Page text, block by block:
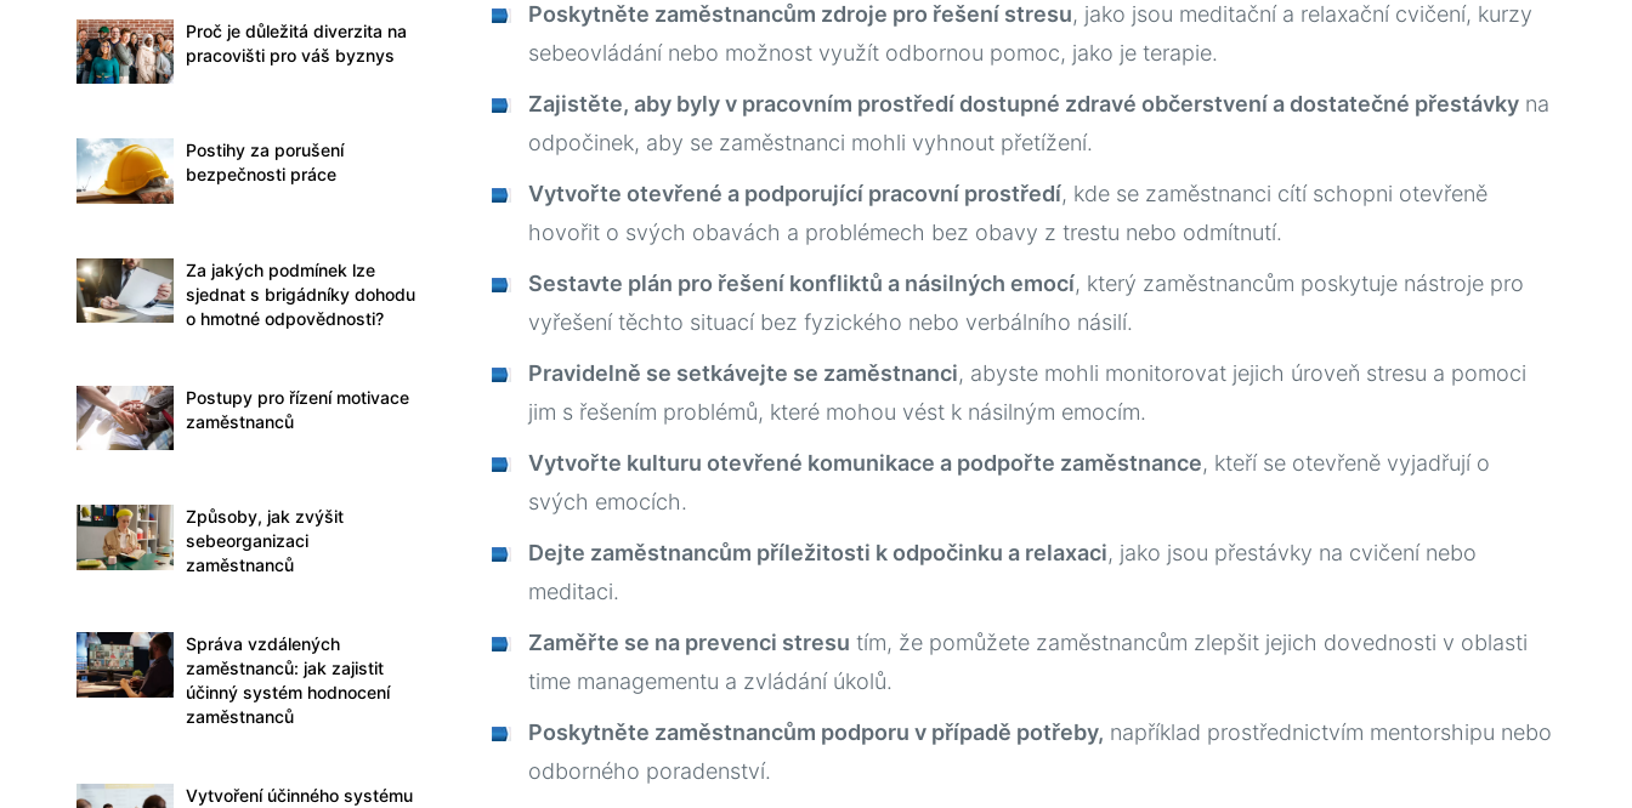
Poskytněte zaměstnancům zdroje pro řešení stresu, jako jsou meditační a relaxační cvičení, kurzy
sebeovládání nebo možnost využít odbornou pomoc, jako je terapie.
Zajistěte, aby byly v pracovním prostředí dostupné zdravé občerstvení a dostatečné přestávky na
odpočinek, aby se zaměstnanci mohli vyhnout přetížení.
Vytvořte otevřené a podporující pracovní prostředí, kde se zaměstnanci cítí schopni otevřeně
hovořit o svých obavách a problémech bez obavy z trestu nebo odmítnutí.
Sestavte plán pro řešení konfliktů a násilných emocí, který zaměstnancům poskytuje nástroje pro
vyřešení těchto situací bez fyzického nebo verbálního násilí.
Pravidelně se setkávejte se zaměstnanci, abyste mohli monitorovat jejich úroveň stresu a pomoci
jim s řešením problémů, které mohou vést k násilným emocím.
Vytvořte kulturu otevřené komunikace a podpořte zaměstnance, kteří se otevřeně vyjadřují o
svých emocích.
Dejte zaměstnancům příležitosti k odpočinku a relaxaci, jako jsou přestávky na cvičení nebo
meditaci.
Zaměřte se na prevenci stresu tím, že pomůžete zaměstnancům zlepšit jejich dovednosti v oblasti
time managementu a zvládání úkolů.
Poskytněte zaměstnancům podporu v případě potřeby, například prostřednictvím mentorshipu nebo
odborného poradenství.
Proč je důležitá diverzita na
pracovišti pro váš byznys
Postihy za porušení
bezpečnosti práce
Za jakých podmínek lze
sjednat s brigádníky dohodu
o hmotné odpovědnosti?
Postupy pro řízení motivace
zaměstnanců
Způsoby, jak zvýšit
sebeorganizaci
zaměstnanců
Správa vzdálených
zaměstnanců: jak zajistit
účinný systém hodnocení
zaměstnanců
Vytvoření účinného systému